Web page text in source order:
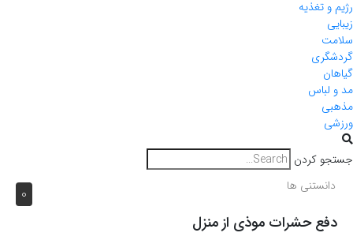
رژیم و تغذیه
زیبایی
سلامت
گردشگری
گیاهان
مد و لباس
مذهبی
ورزشی
جستجو کردن
0 دانستنی ها
دفع حشرات موذی از منزل